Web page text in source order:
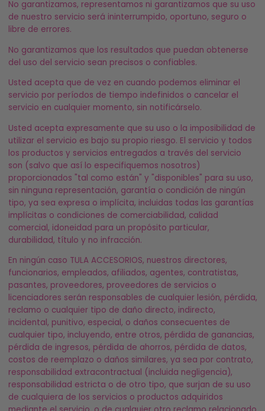
No garantizamos, representamos ni garantizamos que su uso
de nuestro servicio será ininterrumpido, oportuno, seguro o
libre de errores.
No garantizamos que los resultados que puedan obtenerse
del uso del servicio sean precisos o confiables.
Usted acepta que de vez en cuando podemos eliminar el
servicio por períodos de tiempo indefinidos o cancelar el
servicio en cualquier momento, sin notificárselo.
Usted acepta expresamente que su uso o la imposibilidad de
utilizar el servicio es bajo su propio riesgo. El servicio y todos
los productos y servicios entregados a través del servicio
son (salvo que así lo especifiquemos nosotros)
proporcionados "tal como están" y "disponibles" para su uso,
sin ninguna representación, garantía o condición de ningún
tipo, ya sea expresa o implícita, incluidas todas las garantías
implícitas o condiciones de comerciabilidad, calidad
comercial, idoneidad para un propósito particular,
durabilidad, título y no infracción.
En ningún caso TULA ACCESORIOS, nuestros directores,
funcionarios, empleados, afiliados, agentes, contratistas,
pasantes, proveedores, proveedores de servicios o
licenciadores serán responsables de cualquier lesión, pérdida,
reclamo o cualquier tipo de daño directo, indirecto,
incidental, punitivo, especial, o daños consecuentes de
cualquier tipo, incluyendo, entre otros, pérdida de ganancias,
pérdida de ingresos, pérdida de ahorros, pérdida de datos,
costos de reemplazo o daños similares, ya sea por contrato,
responsabilidad extracontractual (incluida negligencia),
responsabilidad estricta o de otro tipo, que surjan de su uso
de cualquiera de los servicios o productos adquiridos